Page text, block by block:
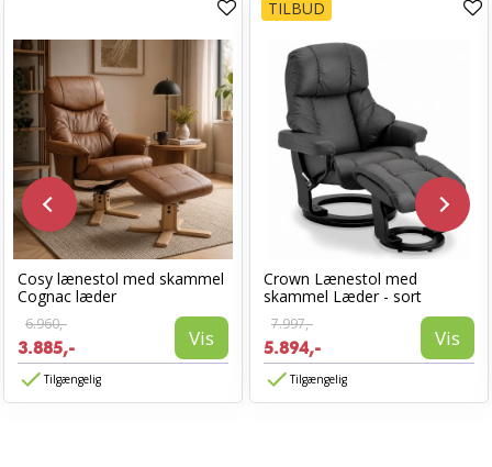
Cosy lænestol med skammel
Cognac læder
6.960,-
3.885,- Vis
Tilgængelig
TILBUD
Crown Lænestol med
skammel Læder - sort
7.997,-
5.894,- Vis
Tilgængelig